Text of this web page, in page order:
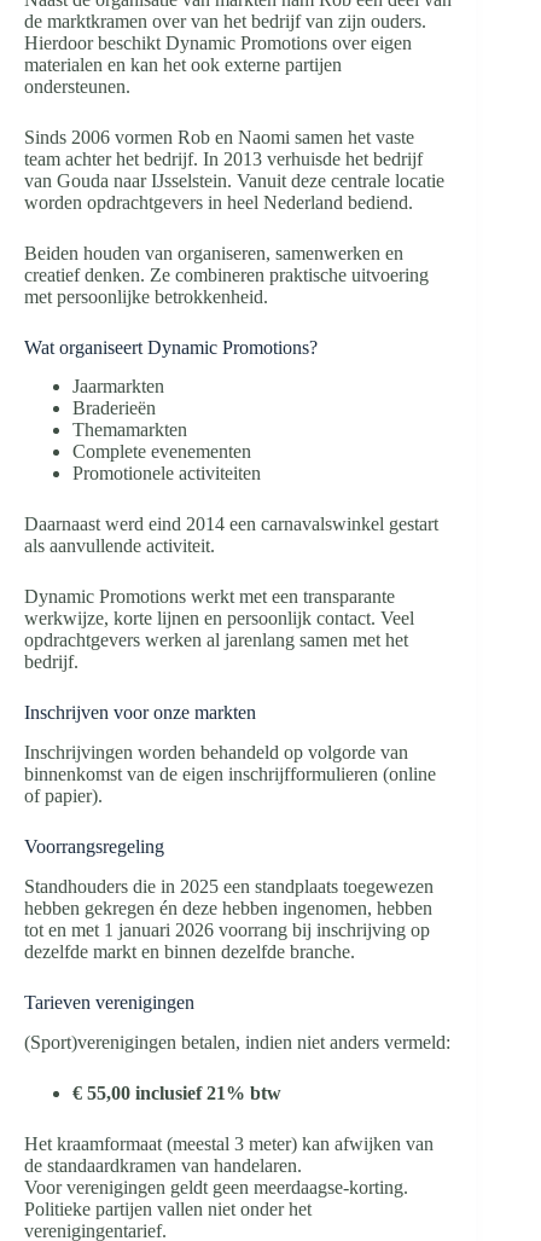
de marktkramen over van het bedrijf van zijn ouders.
Hierdoor beschikt Dynamic Promotions over eigen
materialen en kan het ook externe partijen
ondersteunen.
Sinds 2006 vormen Rob en Naomi samen het vaste
team achter het bedrijf. In 2013 verhuisde het bedrijf
van Gouda naar IJsselstein. Vanuit deze centrale locatie
worden opdrachtgevers in heel Nederland bediend.
Beiden houden van organiseren, samenwerken en
creatief denken. Ze combineren praktische uitvoering
met persoonlijke betrokkenheid.
Wat organiseert Dynamic Promotions?
Jaarmarkten
Braderieën
Themamarkten
Complete evenementen
Promotionele activiteiten
Daarnaast werd eind 2014 een carnavalswinkel gestart
als aanvullende activiteit.
Dynamic Promotions werkt met een transparante
werkwijze, korte lijnen en persoonlijk contact. Veel
opdrachtgevers werken al jarenlang samen met het
bedrijf.
Inschrijven voor onze markten
Inschrijvingen worden behandeld op volgorde van
binnenkomst van de eigen inschrijfformulieren (online
of papier).
Voorrangsregeling
Standhouders die in 2025 een standplaats toegewezen
hebben gekregen én deze hebben ingenomen, hebben
tot en met 1 januari 2026 voorrang bij inschrijving op
dezelfde markt en binnen dezelfde branche.
Tarieven verenigingen
(Sport)verenigingen betalen, indien niet anders vermeld:
€ 55,00 inclusief 21% btw
Het kraamformaat (meestal 3 meter) kan afwijken van
de standaardkramen van handelaren.
Voor verenigingen geldt geen meerdaagse-korting.
Politieke partijen vallen niet onder het
verenigingentarief.